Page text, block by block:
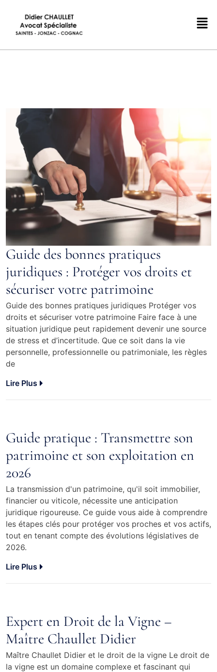
Guide des bonnes pratiques
juridiques : Protéger vos droits et
sécuriser votre patrimoine
Guide des bonnes pratiques juridiques Protéger vos
droits et sécuriser votre patrimoine Faire face à une
situation juridique peut rapidement devenir une source
de stress et d’incertitude. Que ce soit dans la vie
personnelle, professionnelle ou patrimoniale, les règles
de
Lire Plus
Guide pratique : Transmettre son
patrimoine et son exploitation en
2026
La transmission d'un patrimoine, qu'il soit immobilier,
financier ou viticole, nécessite une anticipation
juridique rigoureuse. Ce guide vous aide à comprendre
les étapes clés pour protéger vos proches et vos actifs,
tout en tenant compte des évolutions législatives de
2026.
Lire Plus
Expert en Droit de la Vigne –
Maître Chaullet Didier
Maître Chaullet Didier et le droit de la vigne Le droit de
la vigne est un domaine complexe et fascinant qui